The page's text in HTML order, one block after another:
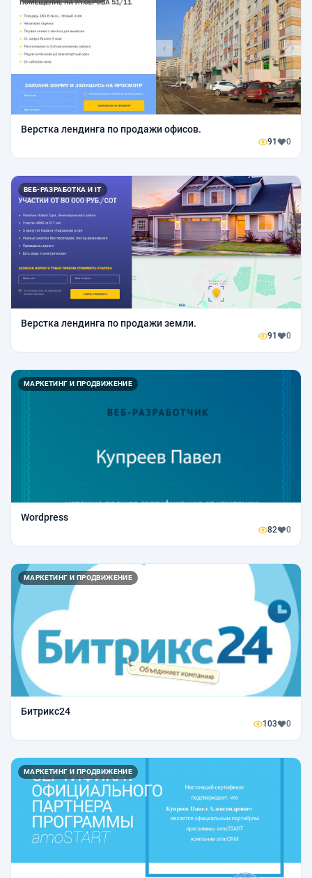
Верстка лендинга по продажи офисов.
91 0
ВЕБ-РАЗРАБОТКА И IT
Верстка лендинга по продажи земли.
91 0
МАРКЕТИНГ И ПРОДВИЖЕНИЕ
Wordpress
82 0
МАРКЕТИНГ И ПРОДВИЖЕНИЕ
Битрикс24
103 0
МАРКЕТИНГ И ПРОДВИЖЕНИЕ